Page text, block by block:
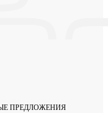
ПРЕДЛОЖЕНИЯ